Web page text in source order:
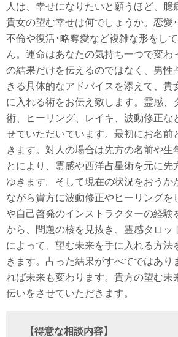
人は、幸せになりたいと願うほど、臆
貴女の望む幸せは何でしょうか。恋愛
不倫や復活･略奪愛など複雑な形をし
ん。運命はあなたの気持ち一つで変わ
の結果だけを伝えるのではなく、男性
きる具体的なアドバイスを添えて、貴
に入れる術をお伝え致します。霊感、
術、ヒーリング、レイキ、波動修正な
せていただいています。最初にお名前
きます。対人の場合は先方の名前や生
とにより、霊感や西洋占星術を元に先
ゆきます。そして現在の状況をおうか
ながら貴方に波動修正やヒーリングを
や自己啓発のインストラクターの経験
から、問題の核を見抜き、霊感タロッ
によって、望む未来を手に入れる方法
きます。占った結果がすべてではあり
れば未来も変わります。貴方の望む未
伝いをさせていただきます。
【得意な相談内容】